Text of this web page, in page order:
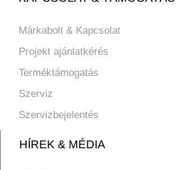
Márkabolt & Kapcsolat
Projekt ajánlatkérés
Terméktámogatás
Szerviz
Szervizbejelentés
HÍREK & MÉDIA